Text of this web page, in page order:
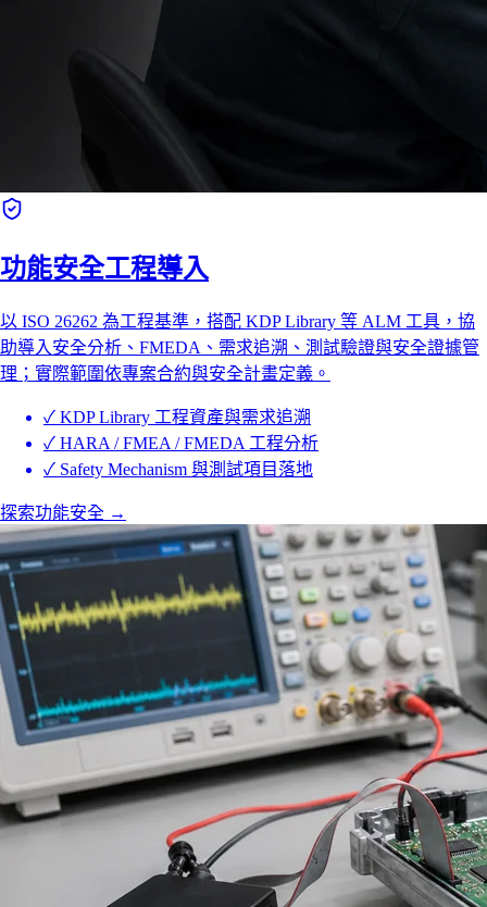
功能安全工程導入
以 ISO 26262 為工程基準，搭配 KDP Library 等 ALM 工具，協
助導入安全分析、FMEDA、需求追溯、測試驗證與安全證據管
理；實際範圍依專案合約與安全計畫定義。
✓ KDP Library 工程資產與需求追溯
✓ HARA / FMEA / FMEDA 工程分析
✓ Safety Mechanism 與測試項目落地
探索功能安全 →